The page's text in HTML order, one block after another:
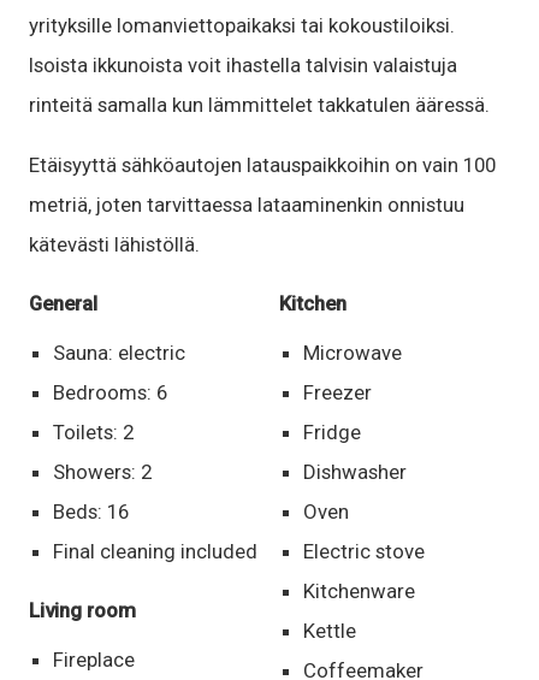
yrityksille lomanviettopaikaksi tai kokoustiloiksi.
Isoista ikkunoista voit ihastella talvisin valaistuja
rinteitä samalla kun lämmittelet takkatulen ääressä.
Etäisyyttä sähköautojen latauspaikkoihin on vain 100
metriä, joten tarvittaessa lataaminenkin onnistuu
kätevästi lähistöllä.
General
Sauna: electric
Bedrooms: 6
Toilets: 2
Showers: 2
Beds: 16
Final cleaning included
Living room
Fireplace
Kitchen
Microwave
Freezer
Fridge
Dishwasher
Oven
Electric stove
Kitchenware
Kettle
Coffeemaker